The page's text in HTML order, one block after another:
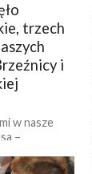
trzech
i
w nasze
–